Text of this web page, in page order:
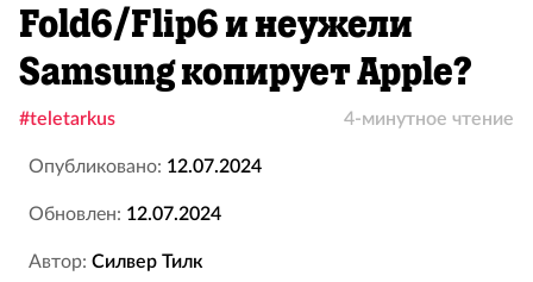
Fold6/Flip6 и неужели
Samsung копирует Apple?
#teletarkus 4-минутное чтение
Опубликовано: 12.07.2024
Обновлен: 12.07.2024
Автор: Силвер Тилк